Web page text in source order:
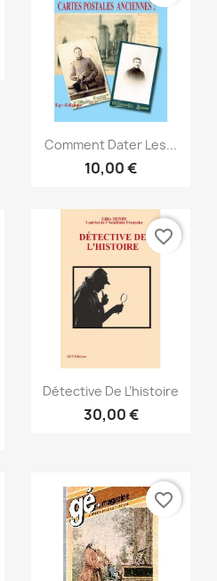
Anteprima
Comment Dater Les...
10,00 €
Anteprima
Détective De L’histoire
30,00 €
favorite_border
favorite_border